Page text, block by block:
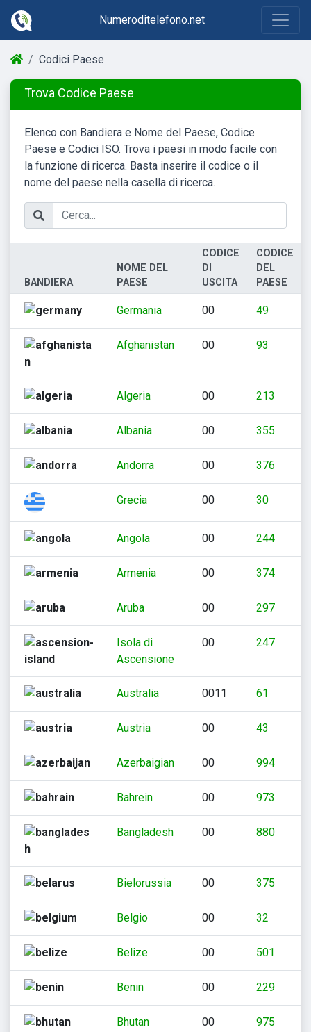
Numeroditelefono.net
Codici Paese
Trova Codice Paese
Elenco con Bandiera e Nome del Paese, Codice
Paese e Codici ISO. Trova i paesi in modo facile con
la funzione di ricerca. Basta inserire il codice o il
nome del paese nella casella di ricerca.
BANDIERA
NOME DEL
PAESE
CODICE
DI
USCITA
CODICE
DEL
PAESE
Germania 00 49
Afghanistan 00 93
Algeria 00 213
Albania 00 355
Andorra 00 376
Grecia 00 30
Angola 00 244
Armenia 00 374
Aruba 00 297
Isola di
Ascensione
00 247
Australia 0011 61
Austria 00 43
Azerbaigian 00 994
Bahrein 00 973
Bangladesh 00 880
Bielorussia 00 375
Belgio 00 32
Belize 00 501
Benin 00 229
Bhutan 00 975